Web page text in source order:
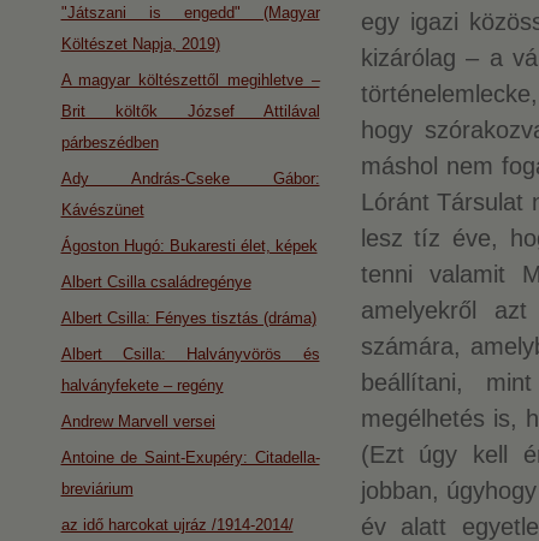
egy igazi
kizárólag – a
hogy
máshol nem
Lóránt
lesz tíz éve,
tenni valamit
amelyekről
számára,
beállítani,
megélhetés is,
(Ezt úgy kell
jobban,
év alatt
"Játszani is engedd" (Magyar
Költészet Napja, 2019)
A magyar költészettől megihletve –
Brit költők József Attilával
párbeszédben
Ady András-Cseke Gábor:
Kávészünet
Ágoston Hugó: Bukaresti élet, képek
Albert Csilla családregénye
Albert Csilla: Fényes tisztás (dráma)
Albert Csilla: Halványvörös és
halványfekete – regény
Andrew Marvell versei
Antoine de Saint-Exupéry: Citadella-
breviárium
az idő harcokat ujráz /1914-2014/